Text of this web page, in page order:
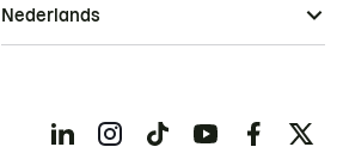
Nederlands